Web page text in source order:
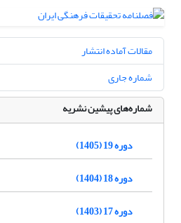
مقالات آماده انتشار
شماره جاری
شماره‌های پیشین نشریه
دوره 19 (1405)
دوره 18 (1404)
دوره 17 (1403)